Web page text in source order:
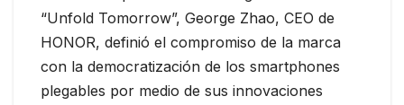
“Unfold Tomorrow”, George Zhao, CEO de
HONOR, definió el compromiso de la marca
con la democratización de los smartphones
plegables por medio de sus innovaciones